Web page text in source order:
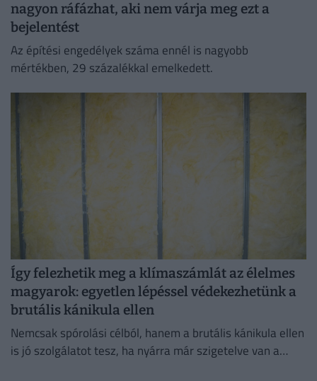
nagyon ráfázhat, aki nem várja meg ezt a
bejelentést
Az építési engedélyek száma ennél is nagyobb
mértékben, 29 százalékkal emelkedett.
Így felezhetik meg a klímaszámlát az élelmes
magyarok: egyetlen lépéssel védekezhetünk a
brutális kánikula ellen
Nemcsak spórolási célból, hanem a brutális kánikula ellen
is jó szolgálatot tesz, ha nyárra már szigetelve van a